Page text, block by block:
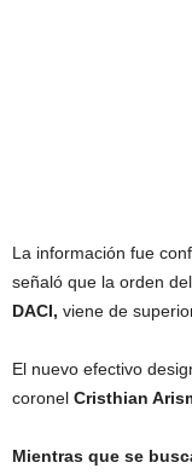
La información fue
señaló que la orden del
DACI, viene de
El nuevo efectivo
coronel Cristhian
Mientras que se